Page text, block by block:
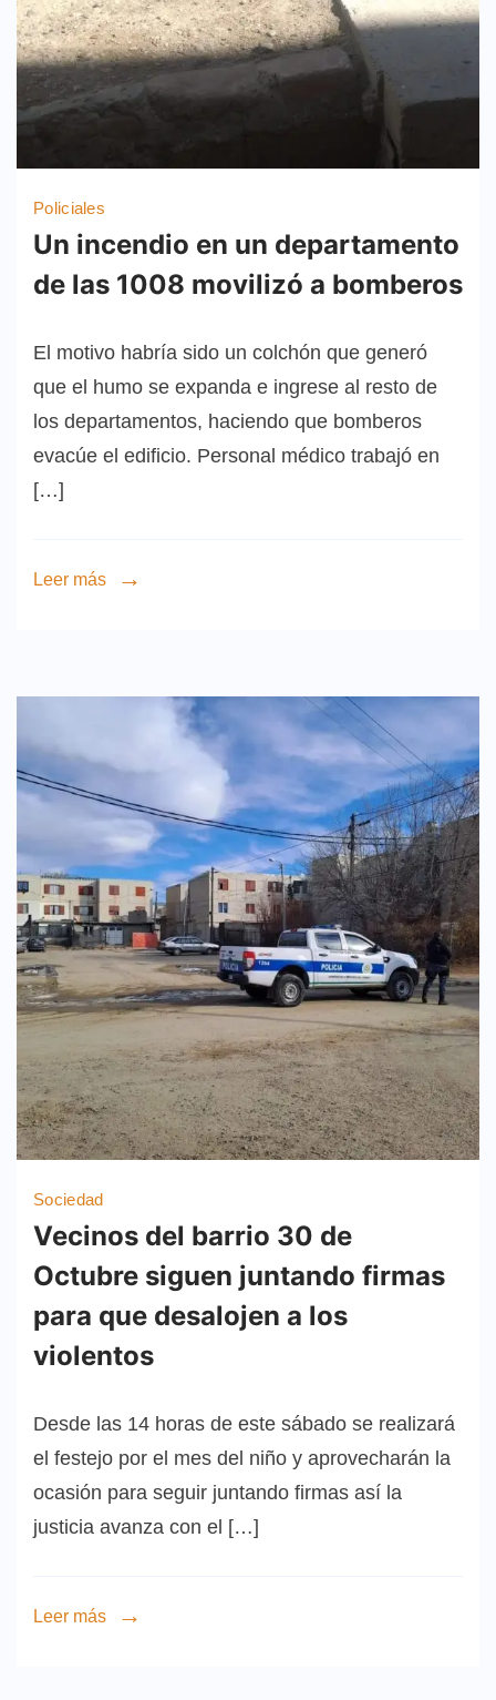
Policiales
Un incendio en un departamento
de las 1008 movilizó a bomberos
El motivo habría sido un colchón que generó
que el humo se expanda e ingrese al resto de
los departamentos, haciendo que bomberos
evacúe el edificio. Personal médico trabajó en
[…]
Leer más
Sociedad
Vecinos del barrio 30 de
Octubre siguen juntando firmas
para que desalojen a los
violentos
Desde las 14 horas de este sábado se realizará
el festejo por el mes del niño y aprovecharán la
ocasión para seguir juntando firmas así la
justicia avanza con el […]
Leer más